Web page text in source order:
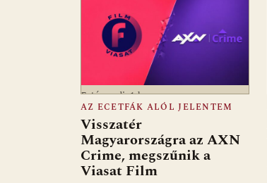
Fotó: media1.hu
AZ ECETFÁK ALÓL JELENTEM
Visszatér
Magyarországra az AXN
Crime, megszűnik a
Viasat Film